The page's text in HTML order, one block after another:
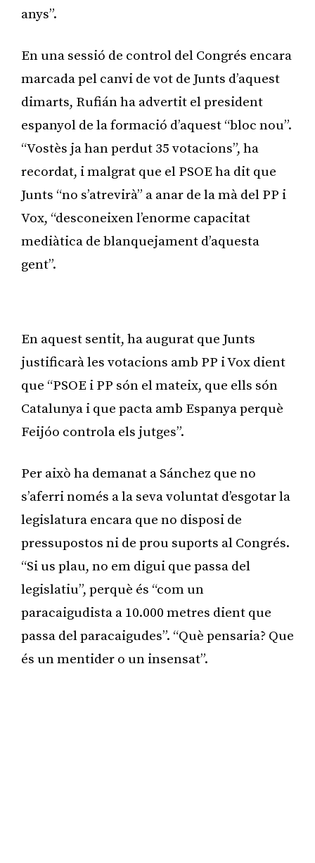
anys”.
En una sessió de control del Congrés encara
marcada pel canvi de vot de Junts d’aquest
dimarts, Rufián ha advertit el president
espanyol de la formació d’aquest “bloc nou”.
“Vostès ja han perdut 35 votacions”, ha
recordat, i malgrat que el PSOE ha dit que
Junts “no s’atrevirà” a anar de la mà del PP i
Vox, “desconeixen l’enorme capacitat
mediàtica de blanquejament d’aquesta
gent”.
En aquest sentit, ha augurat que Junts
justificarà les votacions amb PP i Vox dient
que “PSOE i PP són el mateix, que ells són
Catalunya i que pacta amb Espanya perquè
Feijóo controla els jutges”.
Per això ha demanat a Sánchez que no
s’aferri només a la seva voluntat d’esgotar la
legislatura encara que no disposi de
pressupostos ni de prou suports al Congrés.
“Si us plau, no em digui que passa del
legislatiu”, perquè és “com un
paracaigudista a 10.000 metres dient que
passa del paracaigudes”. “Què pensaria? Que
és un mentider o un insensat”.